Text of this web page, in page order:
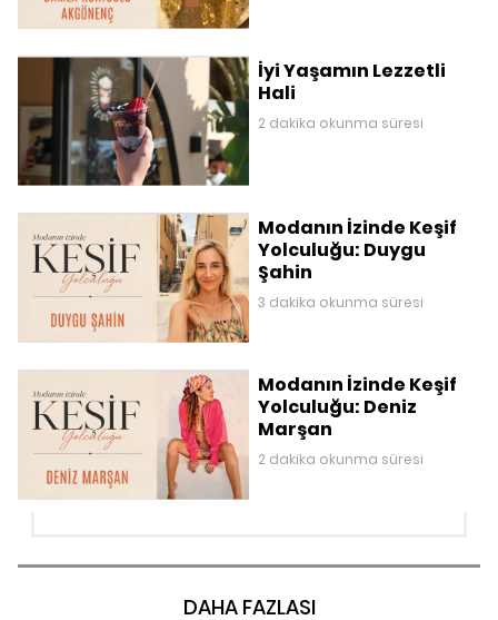
İyi Yaşamın Lezzetli
Hali
2 dakika okunma süresi
Modanın İzinde Keşif
Yolculuğu: Duygu
Şahin
3 dakika okunma süresi
Modanın İzinde Keşif
Yolculuğu: Deniz
Marşan
2 dakika okunma süresi
DAHA FAZLASI